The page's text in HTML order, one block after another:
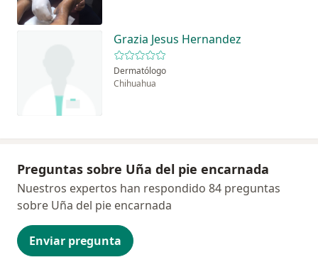
Grazia Jesus Hernandez
Dermatólogo
Chihuahua
Preguntas sobre Uña del pie encarnada
Enviar pregunta
Nuestros expertos han respondido 84 preguntas
sobre Uña del pie encarnada